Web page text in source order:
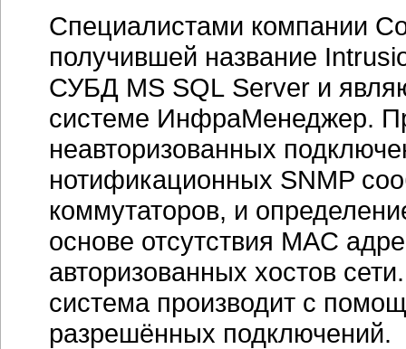
Специалистами компании
получившей название
СУБД MS SQL Server и
системе ИнфраМенеджер.
неавторизованных
нотификационных SNMP
коммутаторов, и
основе отсутствия MAC
авторизованных хостов
система производит с
разрешённых подключений.